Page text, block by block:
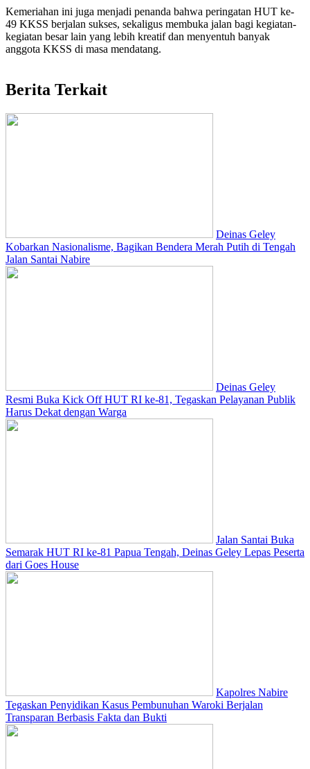
Kemeriahan ini juga menjadi penanda bahwa peringatan HUT ke-
49 KKSS berjalan sukses, sekaligus membuka jalan bagi kegiatan-
kegiatan besar lain yang lebih kreatif dan menyentuh banyak
anggota KKSS di masa mendatang.
Berita Terkait
Deinas Geley
Kobarkan Nasionalisme, Bagikan Bendera Merah Putih di Tengah
Jalan Santai Nabire
Deinas Geley
Resmi Buka Kick Off HUT RI ke-81, Tegaskan Pelayanan Publik
Harus Dekat dengan Warga
Jalan Santai Buka
Semarak HUT RI ke-81 Papua Tengah, Deinas Geley Lepas Peserta
dari Goes House
Kapolres Nabire
Tegaskan Penyidikan Kasus Pembunuhan Waroki Berjalan
Transparan Berbasis Fakta dan Bukti